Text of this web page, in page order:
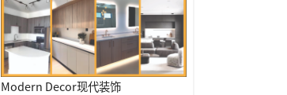
Modern Decor现代装饰